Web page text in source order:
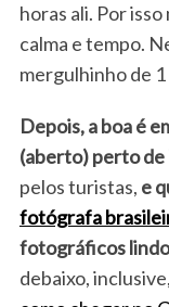
horas ali. Por
calma e tempo.
mergulhinho de
Depois, a boa é
(aberto) perto de
pelos turistas, e
fotógrafa
fotográficos
debaixo,